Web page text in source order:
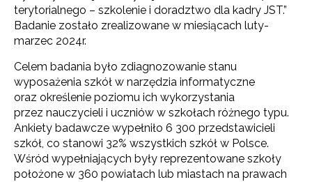
terytorialnego – szkolenie i doradztwo dla kadry JST.”
Badanie zostało zrealizowane w miesiącach luty-
marzec 2024r.
Celem badania było zdiagnozowanie stanu
wyposażenia szkół w narzędzia informatyczne
oraz określenie poziomu ich wykorzystania
przez nauczycieli i uczniów w szkołach różnego typu.
Ankiety badawcze wypełniło 6 300 przedstawicieli
szkół, co stanowi 32% wszystkich szkół w Polsce.
Wśród wypełniających były reprezentowane szkoły
położone w 360 powiatach lub miastach na prawach